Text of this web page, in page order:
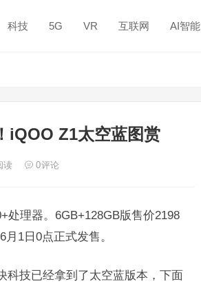
科技 5G VR 互联网 AI智能
iQOO Z1太空蓝图赏
读 0评论
处理器。6GB+128GB版售价2198
1日0点正式发售。
科技已经拿到了太空蓝版本，下面